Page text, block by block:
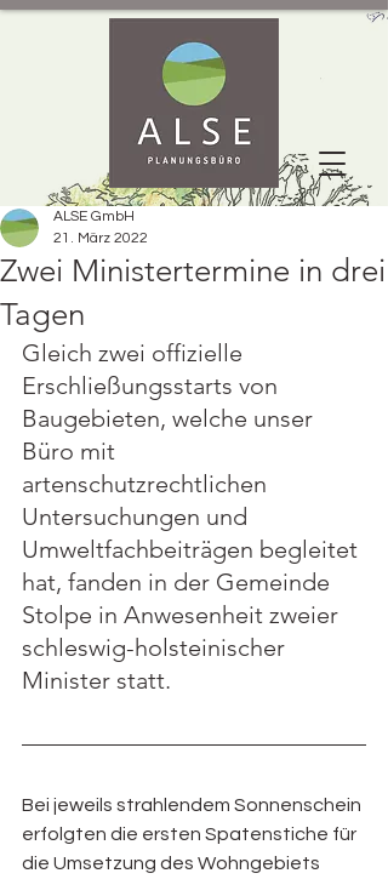
Zwei Ministertermine in drei
Tagen
ALSE GmbH
21. März 2022
Gleich zwei offizielle
Erschließungsstarts von
Baugebieten, welche unser
Büro mit
artenschutzrechtlichen
Untersuchungen und
Umweltfachbeiträgen begleitet
hat, fanden in der Gemeinde
Stolpe in Anwesenheit zweier
schleswig-holsteinischer
Minister statt.
Bei jeweils strahlendem Sonnenschein
erfolgten die ersten Spatenstiche für
die Umsetzung des Wohngebiets